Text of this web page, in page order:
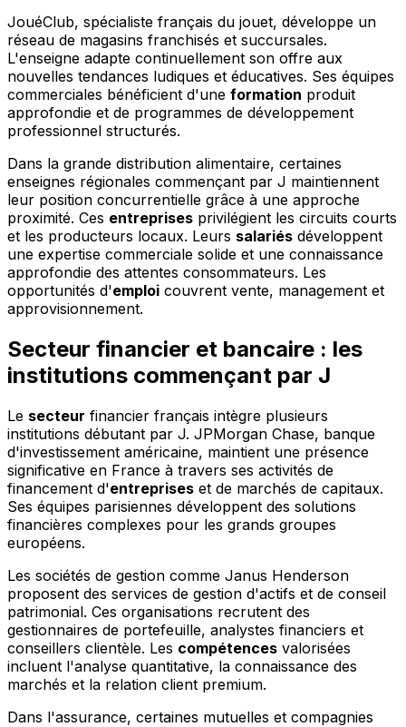
JouéClub, spécialiste français du jouet, développe un
réseau de magasins franchisés et succursales.
L'enseigne adapte continuellement son offre aux
nouvelles tendances ludiques et éducatives. Ses équipes
commerciales bénéficient d'une formation produit
approfondie et de programmes de développement
professionnel structurés.
Dans la grande distribution alimentaire, certaines
enseignes régionales commençant par J maintiennent
leur position concurrentielle grâce à une approche
proximité. Ces entreprises privilégient les circuits courts
et les producteurs locaux. Leurs salariés développent
une expertise commerciale solide et une connaissance
approfondie des attentes consommateurs. Les
opportunités d'emploi couvrent vente, management et
approvisionnement.
Secteur financier et bancaire : les
institutions commençant par J
Le secteur financier français intègre plusieurs
institutions débutant par J. JPMorgan Chase, banque
d'investissement américaine, maintient une présence
significative en France à travers ses activités de
financement d'entreprises et de marchés de capitaux.
Ses équipes parisiennes développent des solutions
financières complexes pour les grands groupes
européens.
Les sociétés de gestion comme Janus Henderson
proposent des services de gestion d'actifs et de conseil
patrimonial. Ces organisations recrutent des
gestionnaires de portefeuille, analystes financiers et
conseillers clientèle. Les compétences valorisées
incluent l'analyse quantitative, la connaissance des
marchés et la relation client premium.
Dans l'assurance, certaines mutuelles et compagnies